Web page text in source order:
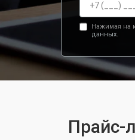
Нажимая на
данных.
Прайс-